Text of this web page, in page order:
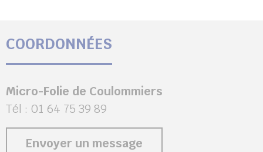
COORDONNÉES
Micro-Folie de Coulommiers
Tél : 01 64 75 39 89
Envoyer un message